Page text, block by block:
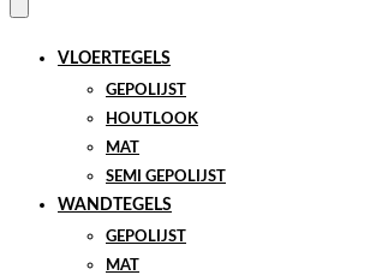
VLOERTEGELS
GEPOLIJST
HOUTLOOK
MAT
SEMI GEPOLIJST
WANDTEGELS
GEPOLIJST
MAT